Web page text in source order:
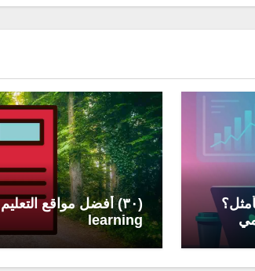
learning